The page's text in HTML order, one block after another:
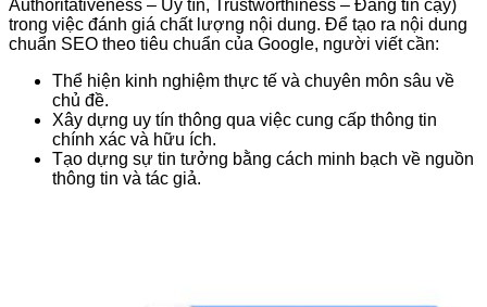
Authoritativeness – Uy tín, Trustworthiness – Đáng tin cậy)
trong việc đánh giá chất lượng nội dung. Để tạo ra nội dung
chuẩn SEO theo tiêu chuẩn của Google, người viết cần:
Thể hiện kinh nghiệm thực tế và chuyên môn sâu về
chủ đề.
Xây dựng uy tín thông qua việc cung cấp thông tin
chính xác và hữu ích.
Tạo dựng sự tin tưởng bằng cách minh bạch về nguồn
thông tin và tác giả.